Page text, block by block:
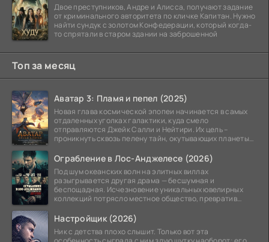
Двое преступников, Андре и Алисса, получают задание
от криминального авторитета по кличке Капитан. Нужно
найти сундук с золотом Конфедерации, который когда-
то спрятали в старом здании на заброшенной
Топ за месяц
Аватар 3: Пламя и пепел (2025)
Новая глава космической эпопеи начинается в самых
отдаленных уголках галактики, куда смело
отправляются Джейк Салли и Нейтири. Их цель –
проникнуть сквозь пелену тайн, окутывающих планеты
Ограбление в Лос-Анджелесе (2026)
Под шум океанских волн на элитных виллах
разыгрывается другая драма — бесшумная и
беспощадная. Исчезновение уникальных ювелирных
коллекций потрясло местное общество, превратив
Настройщик (2026)
Ник с детства плохо слышит. Только вот эта